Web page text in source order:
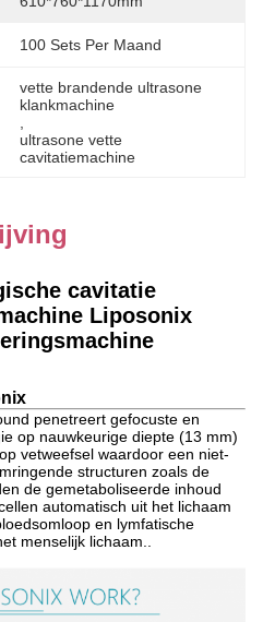
100 Sets Per Maand
vette brandende ultrasone
klankmachine
ultrasone vette
cavitatiemachine
cavitatie
Liposonix
penetreert gefocuste en
op nauwkeurige diepte (13 mm)
vetweefsel waardoor een niet-
structuren zoals de
de gemetaboliseerde inhoud
automatisch uit het lichaam
en lymfatische
menselijk lichaam..